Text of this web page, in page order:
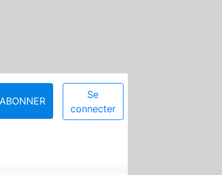
Se
connecter